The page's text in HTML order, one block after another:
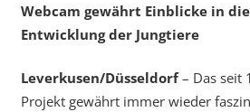
Webcam gewährt Einblicke in
Entwicklung der Jungtiere
Leverkusen/Düsseldorf– Das seit
Projekt gewährt immer wieder